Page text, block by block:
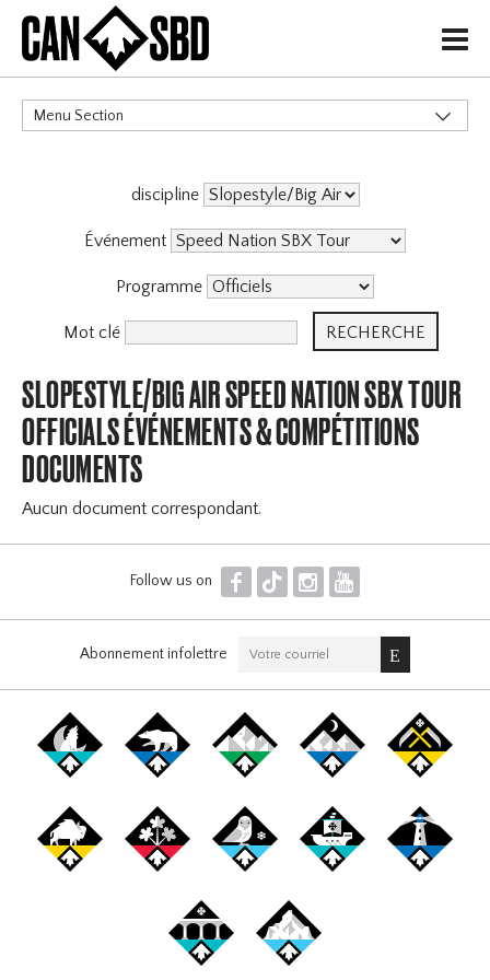
H
Menu Section
Événements & Compétitions
discipline
Événement
Programme
Mot clé
SLOPESTYLE/BIG AIR SPEED NATION SBX TOUR
OFFICIALS ÉVÉNEMENTS & COMPÉTITIONS
DOCUMENTS
Aucun document correspondant.
Follow us on F T I Y
Abonnement infolettre